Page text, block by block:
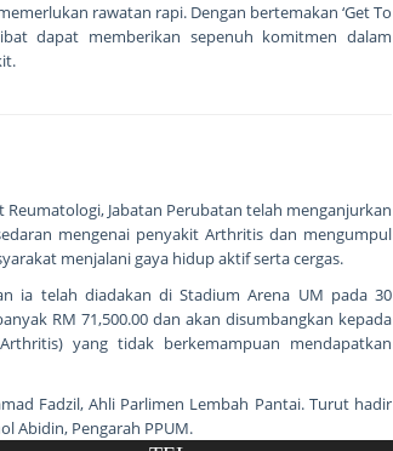
rawatan rapi. Dengan bertemakan ‘Get To
dapat memberikan sepenuh komitmen dalam
Jabatan Perubatan telah menganjurkan
mengenai penyakit Arthritis dan mengumpul
menjalani gaya hidup aktif serta cergas.
ia telah diadakan di Stadium Arena UM pada 30
RM 71,500.00 dan akan disumbangkan kepada
yang tidak berkemampuan mendapatkan
Fadzil, Ahli Parlimen Lembah Pantai. Turut hadir
Abidin, Pengarah PPUM.